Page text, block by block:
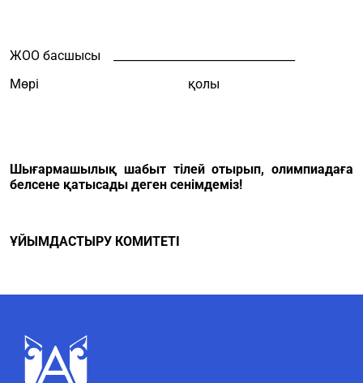
ЖОО басшысы ________________________________
Мөрі қолы
Шығармашылық шабыт тілей отырып, олимпиадаға
белсене қатысады деген сенімдеміз!
ҰЙЫМДАСТЫРУ КОМИТЕТІ